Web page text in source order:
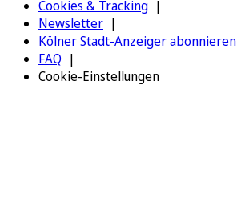
Cookies & Tracking
Newsletter
Kölner Stadt-Anzeiger abonnieren
FAQ
Cookie-Einstellungen